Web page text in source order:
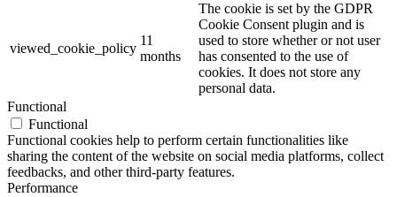
viewed_cookie_policy
11
months
The cookie is set by the GDPR
Cookie Consent plugin and is
used to store whether or not user
has consented to the use of
cookies. It does not store any
personal data.
Functional
Functional
Functional cookies help to perform certain functionalities like
sharing the content of the website on social media platforms, collect
feedbacks, and other third-party features.
Performance